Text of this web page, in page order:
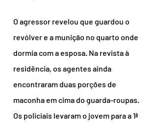
O agressor revelou que guardou o
revólver e a munição no quarto onde
dormia com a esposa. Na revista à
residência, os agentes ainda
encontraram duas porções de
maconha em cima do guarda-roupas.
Os policiais levaram o jovem para a 1ª